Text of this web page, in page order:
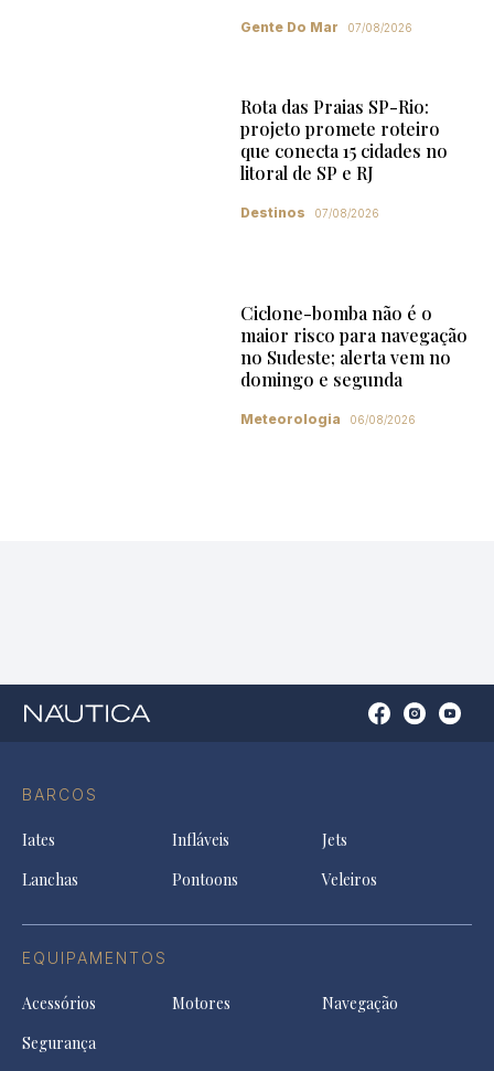
Gente Do Mar 07/08/2026
Rota das Praias SP-Rio:
projeto promete roteiro
que conecta 15 cidades no
litoral de SP e RJ
Destinos 07/08/2026
Ciclone-bomba não é o
maior risco para navegação
no Sudeste; alerta vem no
domingo e segunda
Meteorologia 06/08/2026
BARCOS
Iates Infláveis
Jets
Lanchas
Pontoons Veleiros
EQUIPAMENTOS
Acessórios Motores
Navegação
Segurança
OpenOpenOpen